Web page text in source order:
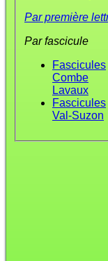
Par première
Par fascicule
Fascicules
Combe
Lavaux
Fascicules
Val-Suzon